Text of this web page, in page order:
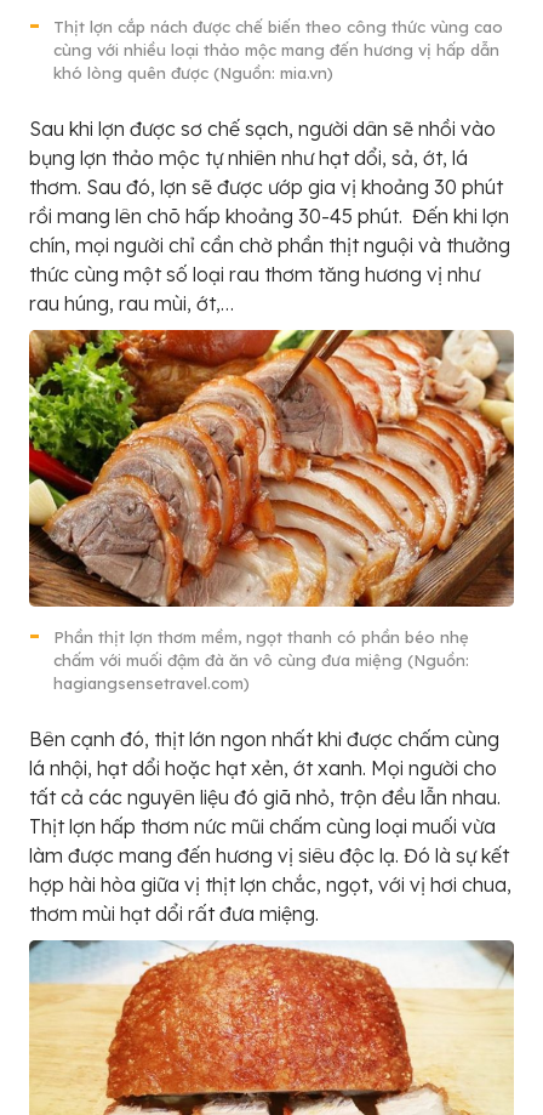
Thịt lợn cắp nách được chế biến theo công thức vùng cao
cùng với nhiều loại thảo mộc mang đến hương vị hấp dẫn
khó lòng quên được (Nguồn: mia.vn)
Sau khi lợn được sơ chế sạch, người dân sẽ nhồi vào
bụng lợn thảo mộc tự nhiên như hạt dổi, sả, ớt, lá
thơm. Sau đó, lợn sẽ được ướp gia vị khoảng 30 phút
rồi mang lên chõ hấp khoảng 30-45 phút. Đến khi lợn
chín, mọi người chỉ cần chờ phần thịt nguội và thưởng
thức cùng một số loại rau thơm tăng hương vị như
rau húng, rau mùi, ớt,…
Phần thịt lợn thơm mềm, ngọt thanh có phần béo nhẹ
chấm với muối đậm đà ăn vô cùng đưa miệng (Nguồn:
hagiangsensetravel.com)
Bên cạnh đó, thịt lớn ngon nhất khi được chấm cùng
lá nhội, hạt dổi hoặc hạt xẻn, ớt xanh. Mọi người cho
tất cả các nguyên liệu đó giã nhỏ, trộn đều lẫn nhau.
Thịt lợn hấp thơm nức mũi chấm cùng loại muối vừa
làm được mang đến hương vị siêu độc lạ. Đó là sự kết
hợp hài hòa giữa vị thịt lợn chắc, ngọt, với vị hơi chua,
thơm mùi hạt dổi rất đưa miệng.